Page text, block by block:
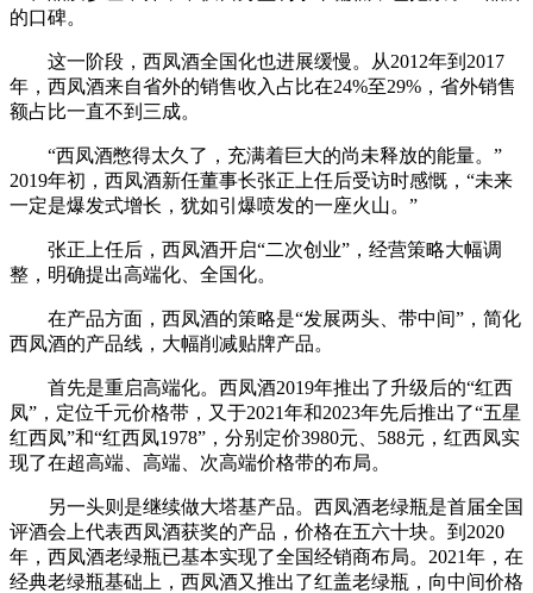
的口碑。
这一阶段，西凤酒全国化也进展缓慢。从2012年到2017
年，西凤酒来自省外的销售收入占比在24%至29%，省外销售
额占比一直不到三成。
“西凤酒憋得太久了，充满着巨大的尚未释放的能量。”
2019年初，西凤酒新任董事长张正上任后受访时感慨，“未来
一定是爆发式增长，犹如引爆喷发的一座火山。”
张正上任后，西凤酒开启“二次创业”，经营策略大幅调
整，明确提出高端化、全国化。
在产品方面，西凤酒的策略是“发展两头、带中间”，简化
西凤酒的产品线，大幅削减贴牌产品。
首先是重启高端化。西凤酒2019年推出了升级后的“红西
凤”，定位千元价格带，又于2021年和2023年先后推出了“五星
红西凤”和“红西凤1978”，分别定价3980元、588元，红西凤实
现了在超高端、高端、次高端价格带的布局。
另一头则是继续做大塔基产品。西凤酒老绿瓶是首届全国
评酒会上代表西凤酒获奖的产品，价格在五六十块。到2020
年，西凤酒老绿瓶已基本实现了全国经销商布局。2021年，在
经典老绿瓶基础上，西凤酒又推出了红盖老绿瓶，向中间价格